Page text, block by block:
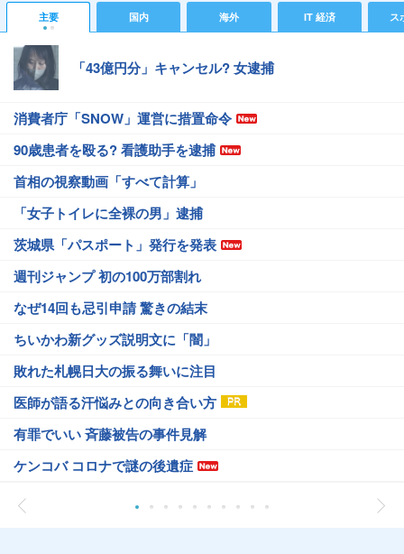
主要 国内 海外 IT 経済 ス
「43億円分」キャンセル? 女逮捕
消費者庁「SNOW」運営に措置命令
90歳患者を殴る? 看護助手を逮捕
首相の視察動画「すべて計算」
「女子トイレに全裸の男」逮捕
茨城県「パスポート」発行を発表
週刊ジャンプ 初の100万部割れ
なぜ14回も忌引申請 驚きの結末
ちいかわ新グッズ説明文に「闇」
敗れた札幌日大の振る舞いに注目
医師が語る汗悩みとの向き合い方
有罪でいい 斉藤被告の事件見解
ケンコバ コロナで謎の後遺症